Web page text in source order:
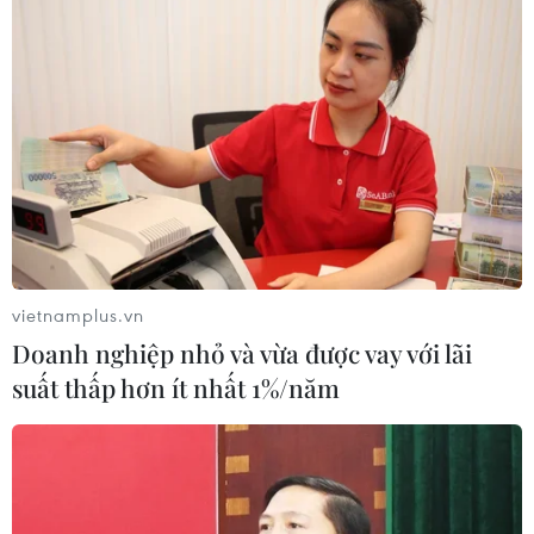
gây hoang mang dư luận, sai sự thật về phòng chống
vietnamplus.vn
Doanh nghiệp nhỏ và vừa được vay với lãi
suất thấp hơn ít nhất 1%/năm